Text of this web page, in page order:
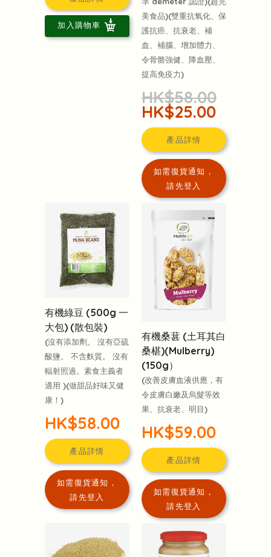
加入購物車
美食品)(雙重抗氧化、保
護抗癌、抗衰老、補
血、補腦、增加體力、
令骨骼強健、降血壓、
提高免疫力)
HK$58.00
HK$25.00
產品詳情
如需復貨通知，
請先登入
有機綠豆 (500g 一
大包) (散包裝)
(沒有添加劑。 沒有亞硫
酸鹽。 不含麩質。 沒有
輻射照過。素食主義者
適用 )(做甜品好味又健
康！)
HK$58.00
產品詳情
如需復貨通知，
請先登入
有機桑葚 (土耳其白
桑椹)(Mulberry)
(150g）
(改善皮膚血液供應，有
令皮膚白嫩及烏髮等效
果、抗衰老、明目)
HK$59.00
產品詳情
如需復貨通知，
請先登入